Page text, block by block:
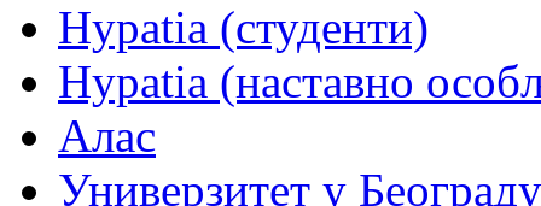
Hypatia (студенти)
Hypatia (наставно
Алас
Универзитет у Београду